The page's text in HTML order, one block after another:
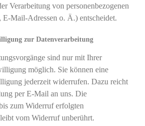
Verarbeitung von personenbezogenen
Mail-Adressen o. Ä.) entscheidet.
zur Datenverarbeitung
sind nur mit Ihrer
möglich. Sie können eine
jederzeit widerrufen. Dazu reicht
per E-Mail an uns. Die
zum Widerruf erfolgten
vom Widerruf unberührt.